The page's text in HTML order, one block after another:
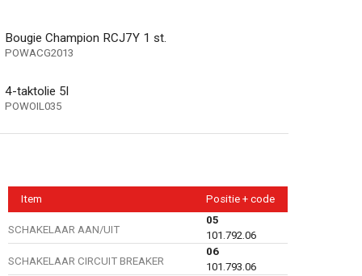
Bougie Champion RCJ7Y 1 st.
POWACG2013
4-taktolie 5l
POWOIL035
Item Positie + code
SCHAKELAAR AAN/UIT
05
101.792.06
SCHAKELAAR CIRCUIT BREAKER
06
101.793.06